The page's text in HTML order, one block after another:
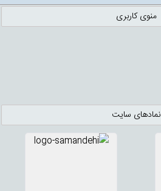
منوی کاربری
نمادهای سایت